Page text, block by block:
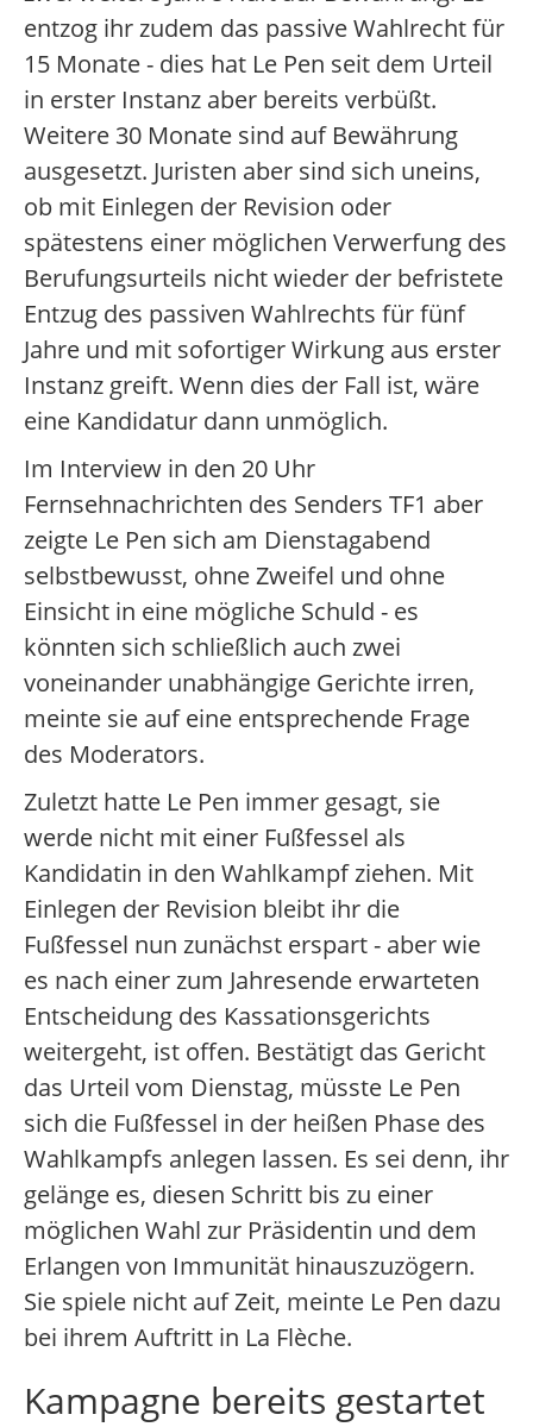
entzog ihr zudem das passive Wahlrecht für
15 Monate - dies hat Le Pen seit dem Urteil
in erster Instanz aber bereits verbüßt.
Weitere 30 Monate sind auf Bewährung
ausgesetzt. Juristen aber sind sich uneins,
ob mit Einlegen der Revision oder
spätestens einer möglichen Verwerfung des
Berufungsurteils nicht wieder der befristete
Entzug des passiven Wahlrechts für fünf
Jahre und mit sofortiger Wirkung aus erster
Instanz greift. Wenn dies der Fall ist, wäre
eine Kandidatur dann unmöglich.
Im Interview in den 20 Uhr
Fernsehnachrichten des Senders TF1 aber
zeigte Le Pen sich am Dienstagabend
selbstbewusst, ohne Zweifel und ohne
Einsicht in eine mögliche Schuld - es
könnten sich schließlich auch zwei
voneinander unabhängige Gerichte irren,
meinte sie auf eine entsprechende Frage
des Moderators.
Zuletzt hatte Le Pen immer gesagt, sie
werde nicht mit einer Fußfessel als
Kandidatin in den Wahlkampf ziehen. Mit
Einlegen der Revision bleibt ihr die
Fußfessel nun zunächst erspart - aber wie
es nach einer zum Jahresende erwarteten
Entscheidung des Kassationsgerichts
weitergeht, ist offen. Bestätigt das Gericht
das Urteil vom Dienstag, müsste Le Pen
sich die Fußfessel in der heißen Phase des
Wahlkampfs anlegen lassen. Es sei denn, ihr
gelänge es, diesen Schritt bis zu einer
möglichen Wahl zur Präsidentin und dem
Erlangen von Immunität hinauszuzögern.
Sie spiele nicht auf Zeit, meinte Le Pen dazu
bei ihrem Auftritt in La Flèche.
Kampagne bereits gestartet